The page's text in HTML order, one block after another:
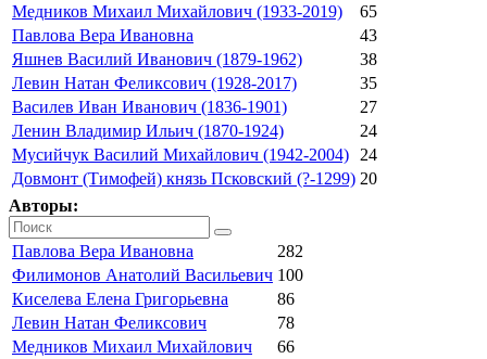
Медников Михаил Михайлович (1933-2019)
65
Павлова Вера Ивановна
43
Яшнев Василий Иванович (1879-1962)
38
Левин Натан Феликсович (1928-2017)
35
Василев Иван Иванович (1836-1901)
27
Ленин Владимир Ильич (1870-1924)
24
Мусийчук Василий Михайлович (1942-2004)
24
Довмонт (Тимофей) князь Псковский (?-1299) 20
Авторы:
Павлова Вера Ивановна
282
Филимонов Анатолий Васильевич 100
Киселева Елена Григорьевна
86
Левин Натан Феликсович
78
Медников Михаил Михайлович
66